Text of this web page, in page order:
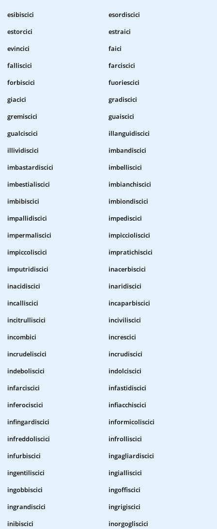
esibiscici
esordiscici
estorcici
estraici
evincici
faici
falliscici
farciscici
forbiscici
fuoriescici
giacici
gradiscici
gremiscici
guaiscici
gualciscici
illanguidiscici
illividiscici
imbandiscici
imbastardiscici
imbelliscici
imbestialiscici
imbianchiscici
imbibiscici
imbiondiscici
impallidiscici
impediscici
impermaliscici
impiccioliscici
impiccoliscici
impratichiscici
imputridiscici
inacerbiscici
inacidiscici
inaridiscici
incalliscici
incaparbiscici
incitrulliscici
inciviliscici
incombici
increscici
incrudeliscici
incrudiscici
indeboliscici
indolciscici
infarciscici
infastidiscici
inferociscici
infiacchiscici
infingardiscici
informicoliscici
infreddoliscici
infrolliscici
infurbiscici
ingagliardiscici
ingentiliscici
ingialliscici
ingobbiscici
ingoffiscici
ingrandiscici
ingrigiscici
inibiscici
inorgogliscici